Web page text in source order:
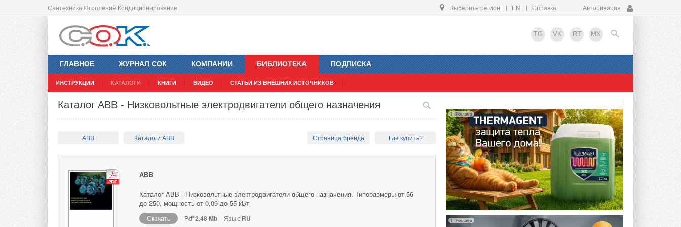
Сантехника Отопление Кондиционирование Выберите регион EN Справка Авторизация
TG VK RT MX
ГЛАВНОЕ ЖУРНАЛ СОК КОМПАНИИ БИБЛИОТЕКА
ИНСТРУКЦИИ КАТАЛОГИ КНИГИ ВИДЕО СТАТЬИ ИЗ ВНЕШНИХ ИСТОЧНИКОВ
ПОДПИСКА
EN
Каталог ABB - Низковольтные электродвигатели общего назначения
ABB Каталоги ABB Страница бренда Где купить?
ABB
Каталог ABB - Низковольтные электродвигатели общего назначения. Типоразмеры от 56
до 250, мощность от 0,09 до 55 кВт
Скачать Pdf2.48 Mb Язык: RU
Реклама
Реклама